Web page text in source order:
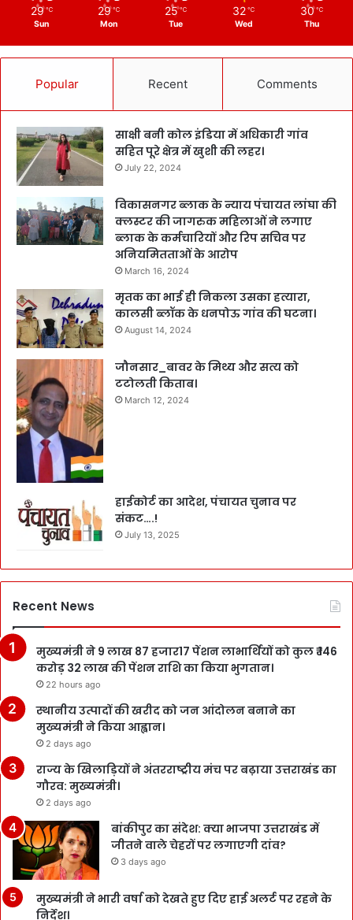
29 ℃
Sun
29 ℃
Mon
25 ℃
Tue
32 ℃
Wed
30 ℃
Thu
Popular Recent Comments
साक्षी बनी कोल इंडिया में अधिकारी गांव
सहित पूरे क्षेत्र में खुशी की लहर।
July 22, 2024
विकासनगर ब्लाक के न्याय पंचायत लांघा की
क्लस्टर की जागरुक महिलाओं ने लगाए
ब्लाक के कर्मचारियों और रिप सचिव पर
अनियमितताओं के आरोप
March 16, 2024
मृतक का भाई ही निकला उसका हत्यारा,
कालसी ब्लॉक के धनपोऊ गांव की घटना।
August 14, 2024
जौनसार_बावर के मिथ्य और सत्य को
टटोलती किताब।
March 12, 2024
हाईकोर्ट का आदेश, पंचायत चुनाव पर
संकट….!
July 13, 2025
Recent News
मुख्यमंत्री ने 9 लाख 87 हजार17 पेंशन लाभार्थियों को कुल ₹ 146
करोड़ 32 लाख की पेंशन राशि का किया भुगतान।
22 hours ago
स्थानीय उत्पादों की खरीद को जन आंदोलन बनाने का
मुख्यमंत्री ने किया आह्वान।
2 days ago
राज्य के खिलाड़ियों ने अंतरराष्ट्रीय मंच पर बढ़ाया उत्तराखंड का
गौरव: मुख्यमंत्री।
2 days ago
बांकीपुर का संदेश: क्या भाजपा उत्तराखंड में
जीतने वाले चेहरों पर लगाएगी दांव?
3 days ago
मुख्यमंत्री ने भारी वर्षा को देखते हुए दिए हाई अलर्ट पर रहने के
निर्देश।